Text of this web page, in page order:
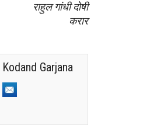
राहुल गांधी दोषी
करार
Kodand Garjana